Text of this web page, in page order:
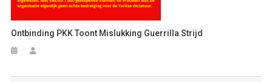
Ontbinding PKK Toont Mislukking Guerrilla Strijd